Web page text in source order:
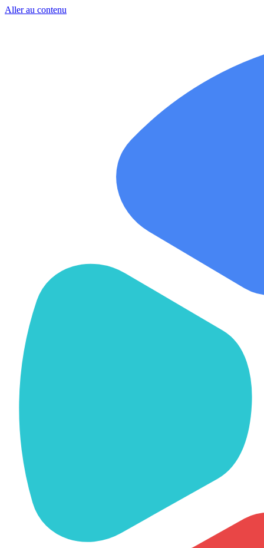
Aller au contenu